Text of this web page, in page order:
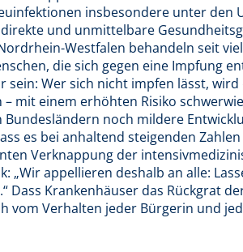
insbesondere unter den
und unmittelbare
Westfalen behandeln seit
die sich gegen eine Impfung
sein: Wer sich nicht impfen lässt,
mit einem erhöhten Risiko
Bundesländern noch mildere
es bei anhaltend steigenden
Verknappung der
„Wir appellieren deshalb an alle:
Dass Krankenhäuser das Rückgrat
vom Verhalten jeder Bürgerin und